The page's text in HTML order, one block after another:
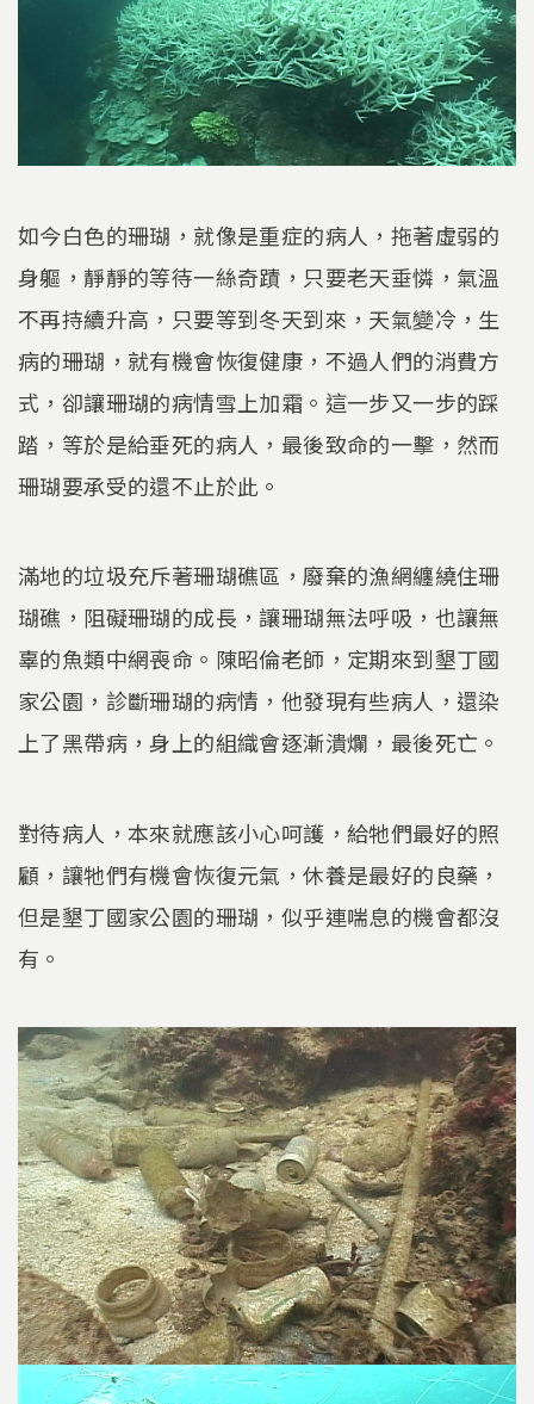
如今白色的珊瑚，就像是重症的病人，拖著虛弱的
身軀，靜靜的等待一絲奇蹟，只要老天垂憐，氣溫
不再持續升高，只要等到冬天到來，天氣變冷，生
病的珊瑚，就有機會恢復健康，不過人們的消費方
式，卻讓珊瑚的病情雪上加霜。這一步又一步的踩
踏，等於是給垂死的病人，最後致命的一擊，然而
珊瑚要承受的還不止於此。
滿地的垃圾充斥著珊瑚礁區，廢棄的漁網纏繞住珊
瑚礁，阻礙珊瑚的成長，讓珊瑚無法呼吸，也讓無
辜的魚類中網喪命。陳昭倫老師，定期來到墾丁國
家公園，診斷珊瑚的病情，他發現有些病人，還染
上了黑帶病，身上的組織會逐漸潰爛，最後死亡。
對待病人，本來就應該小心呵護，給牠們最好的照
顧，讓牠們有機會恢復元氣，休養是最好的良藥，
但是墾丁國家公園的珊瑚，似乎連喘息的機會都沒
有。